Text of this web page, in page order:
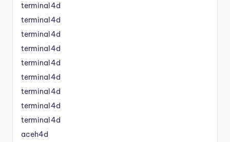
terminal4d
terminal4d
terminal4d
terminal4d
terminal4d
terminal4d
terminal4d
terminal4d
terminal4d
aceh4d